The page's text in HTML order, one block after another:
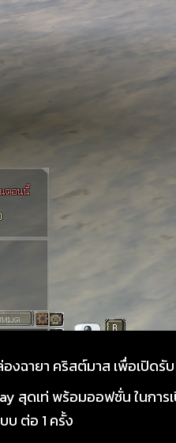
งฉายา คริสต์มาส เพื่อเปิดรั
สุดเท่ พร้อมออฟชั่น ในการ
บ ต่อ 1 ครั้ง